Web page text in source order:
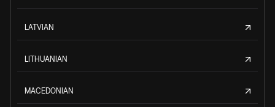
LATVIAN
LITHUANIAN
MACEDONIAN